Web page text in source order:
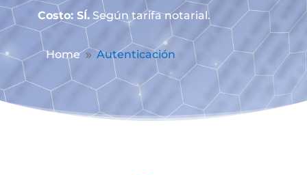
Costo: SÍ.Según tarifa notarial.
Home 9 Autenticación